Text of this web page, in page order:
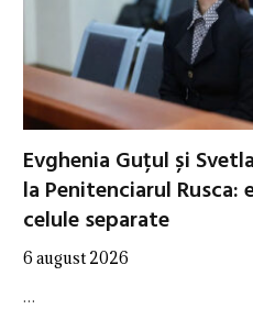
Evghenia Guțul și
la Penitenciarul Rusca:
celule separate
6 august 2026
…